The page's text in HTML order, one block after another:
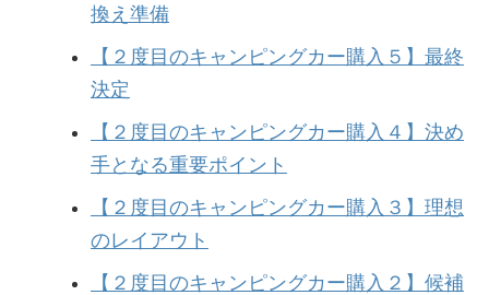
換え準備
【２度目のキャンピングカー購入５】最終
決定
【２度目のキャンピングカー購入４】決め
手となる重要ポイント
【２度目のキャンピングカー購入３】理想
のレイアウト
【２度目のキャンピングカー購入２】候補